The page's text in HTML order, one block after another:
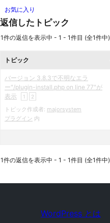
お気に入り
返信したトピック
1件の返信を表示中 - 1 - 1件目 (全1件中)
トピック
バージョン 3.8.3で不明なエラ
ー"/plugin-install.php on line 77"が
表示
1 2
トピック作成者: majorsystem
プラグイン 内
1件の返信を表示中 - 1 - 1件目 (全1件中)
WordPress とは